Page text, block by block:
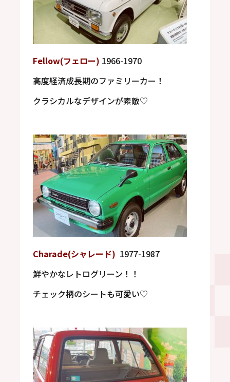
Fellow(フェロー) 1966-1970
高度経済成長期のファミリーカー！
クラシカルなデザインが素敵♡
Charade(シャレード) 1977-1987
鮮やかなレトログリーン！！
チェック柄のシートも可愛い♡